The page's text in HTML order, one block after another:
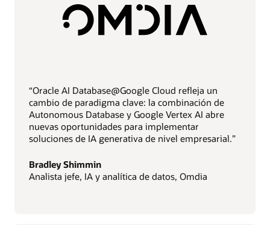
“Oracle AI Database@Google Cloud refleja un
cambio de paradigma clave: la combinación de
Autonomous Database y Google Vertex AI abre
nuevas oportunidades para implementar
soluciones de IA generativa de nivel empresarial.”
Bradley Shimmin
Analista jefe, IA y analítica de datos, Omdia